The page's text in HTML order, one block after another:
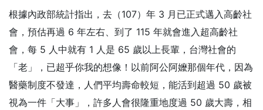
根據內政部統計指出，去（107）年 3 月已正式邁入高齡社
會，預估再過 6 年左右、到了 115 年就會進入超高齡社
會，每 5 人中就有 1 人是 65 歲以上長輩，台灣社會的
「老」，已超乎你我的想像！以前阿公阿嬤那個年代，因為
醫藥制度不發達，人們平均壽命較短，能活到超過 50 歲被
視為一件「大事」，許多人會很隆重地度過 50 歲大壽，相